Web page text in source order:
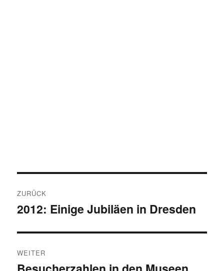
ZURÜCK
Vorheriger
2012: Einige Jubiläen in Dresden
WEITER
Nächster